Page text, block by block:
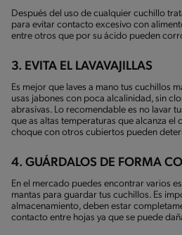
Después del uso de cualquier cuchillo
para evitar contacto excesivo con
entre otros que por su ácido pueden
3. EVITA EL LAVAVAJILLAS
Es mejor que laves a mano tus cuchillos
usas jabones con poca alcalinidad, sin
abrasivas. Lo recomendable es no lavar
que as altas temperaturas que alcanza el
choque con otros cubiertos pueden
4. GUÁRDALOS DE FORMA
En el mercado puedes encontrar varios
mantas para guardar tus cuchillos. Es
almacenamiento, deben estar
contacto entre hojas ya que se puede